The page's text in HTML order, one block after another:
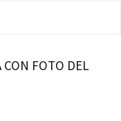
CON FOTO DEL